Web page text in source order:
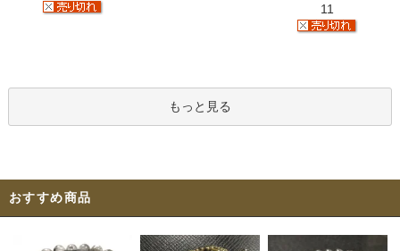
11
もっと見る
おすすめ商品